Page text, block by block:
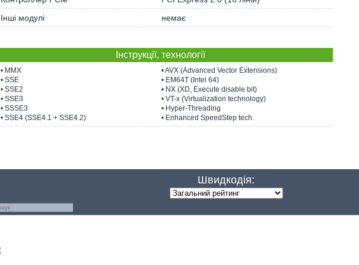
Інші модулі
немає
Інструкції, технології
• MMX
• SSE
• SSE2
• SSE3
• SSSE3
• SSE4 (SSE4.1 + SSE4.2)
• AVX (Advanced Vector Extensions)
• EM64T (Intel 64)
• NX (XD, Execute disable bit)
• VT-x (Virtualization technology)
• Hyper-Threading
• Enhanced SpeedStep tech.
Швидкодія: